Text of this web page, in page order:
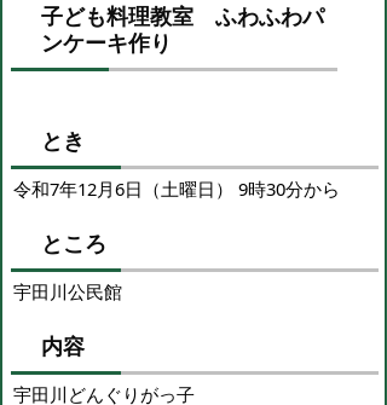
子ども料理教室 ふわふわパ
ンケーキ作り
とき
令和7年12月6日（土曜日） 9時30分から
ところ
宇田川公民館
内容
宇田川どんぐりがっ子